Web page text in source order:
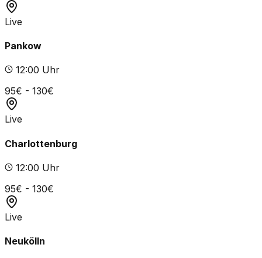
Live
Pankow
12:00 Uhr
95€ - 130€
Live
Charlottenburg
12:00 Uhr
95€ - 130€
Live
Neukölln